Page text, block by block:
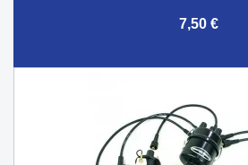
7,50 €